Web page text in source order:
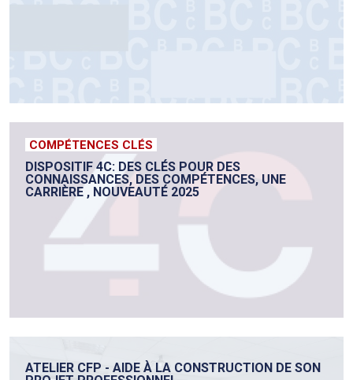
COMPÉTENCES CLÉS
DISPOSITIF 4C: DES CLÉS POUR DES
CONNAISSANCES, DES COMPÉTENCES, UNE
CARRIÈRE , NOUVEAUTÉ 2025
ATELIER CFP - AIDE À LA CONSTRUCTION DE SON